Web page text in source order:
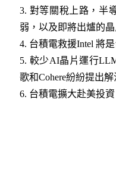
3. 對等關稅上路，半
弱，以及即將出爐的
4. 台積電救援Intel 將
5. 較少AI晶片運行
歌和Cohere紛紛提出
6. 台積電擴大赴美投